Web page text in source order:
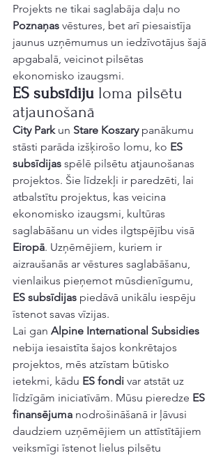
Projekts ne tikai saglabāja daļu no
Poznaņas vēstures, bet arī piesaistīja
jaunus uzņēmumus un iedzīvotājus šajā
apgabalā, veicinot pilsētas
ekonomisko izaugsmi.
ES subsīdiju loma pilsētu
atjaunošanā
City Park un Stare Koszary panākumu
stāsti parāda izšķirošo lomu, ko ES
subsīdijas spēlē pilsētu atjaunošanas
projektos. Šie līdzekļi ir paredzēti, lai
atbalstītu projektus, kas veicina
ekonomisko izaugsmi, kultūras
saglabāšanu un vides ilgtspējību visā
Eiropā. Uzņēmējiem, kuriem ir
aizraušanās ar vēstures saglabāšanu,
vienlaikus pieņemot mūsdienīgumu,
ES subsīdijas piedāvā unikālu iespēju
īstenot savas vīzijas.
Lai gan Alpine International Subsidies
nebija iesaistīta šajos konkrētajos
projektos, mēs atzīstam būtisko
ietekmi, kādu ES fondi var atstāt uz
līdzīgām iniciatīvām. Mūsu pieredze ES
finansējuma nodrošināšanā ir ļāvusi
daudziem uzņēmējiem un attīstītājiem
veiksmīgi īstenot lielus pilsētu